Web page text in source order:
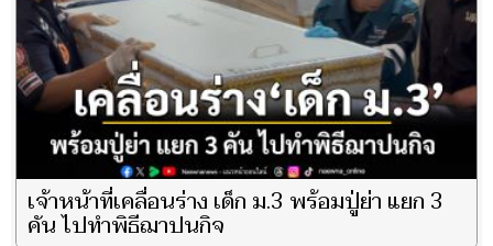
เจ้าหน้าที่เคลื่อนร่าง เด็ก ม.3 พร้อมปู่ย่า แยก 3
คัน ไปทำพิธีฌาปนกิจ